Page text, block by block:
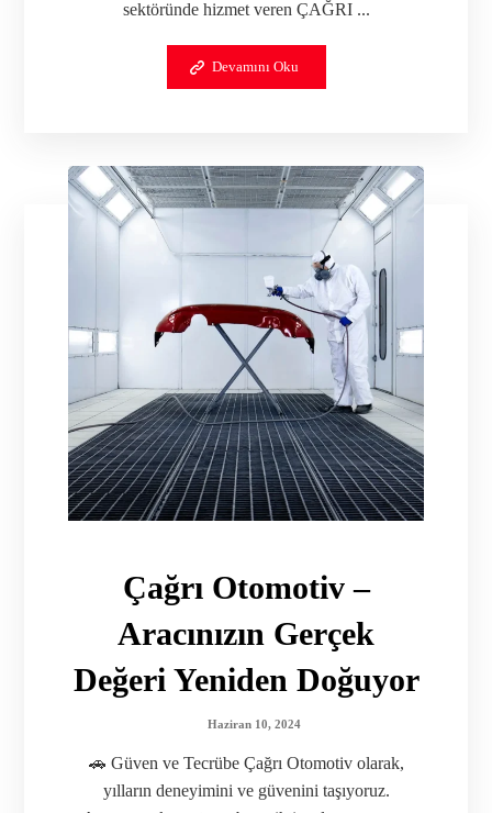
sektöründe hizmet veren ÇAĞRI ...
Devamını Oku
Çağrı Otomotiv –
Aracınızın Gerçek
Değeri Yeniden Doğuyor
Haziran 10, 2024
🚗 Güven ve Tecrübe Çağrı Otomotiv olarak,
yılların deneyimini ve güvenini taşıyoruz.